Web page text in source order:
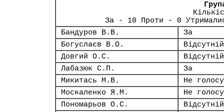
За - 10 Проти - 0
Бандуров В.В.
За
Богуслаєв В.О.
Відсутній
Довгий О.С.
Відсутній
Лабазюк С.П.
За
Микитась М.В.
Не
Москаленко Я.М.
Не
Пономарьов О.С.
Відсутній